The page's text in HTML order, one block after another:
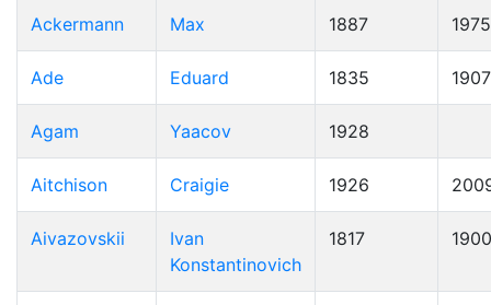
Ackermann Max 1887 1975
Ade Eduard 1835 1907
Agam Yaacov 1928
Aitchison Craigie 1926
Aivazovskii
Ivan
Konstantinovich
1817 1900